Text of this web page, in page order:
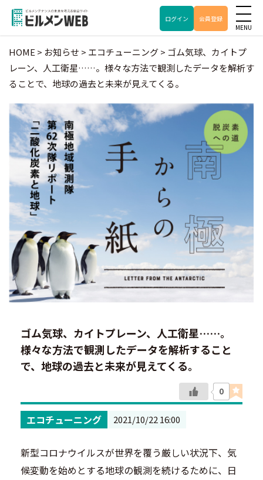
ログイン 会員登録
HOME > お知らせ > エコチューニング> ゴム気球、カイトプ
レーン、人工衛星……。様々な方法で観測したデータを解析す
ることで、地球の過去と未来が見えてくる。
ゴム気球、カイトプレーン、人工衛星……。
様々な方法で観測したデータを解析すること
で、地球の過去と未来が見えてくる。
0
エコチューニング 2021/10/22 16:00
新型コロナウイルスが世界を覆う厳しい状況下、気
候変動を始めとする地球の観測を続けるために、日